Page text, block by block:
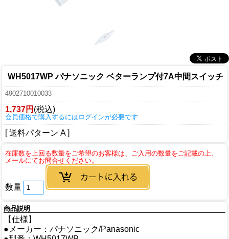
WH5017WP パナソニック ベターランプ付7A中間スイッチ
4902710010033
1,737円 (税込)
会員価格で購入するにはログインが必要です
[ 送料パターン A ]
数量
商品説明
【仕様】
●メーカー：パナソニック/Panasonic